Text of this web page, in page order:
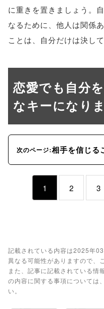
に重きを置きましょう。
なるために、他人は関係
ことは、自分だけは決し
恋愛でも自分
なキーになり
次のページ:相手を信じる
1 2 3
記載されている内容は2025年
異なる可能性がありますので、
また、記事に記載されている情
の内容に関する事項については
い。